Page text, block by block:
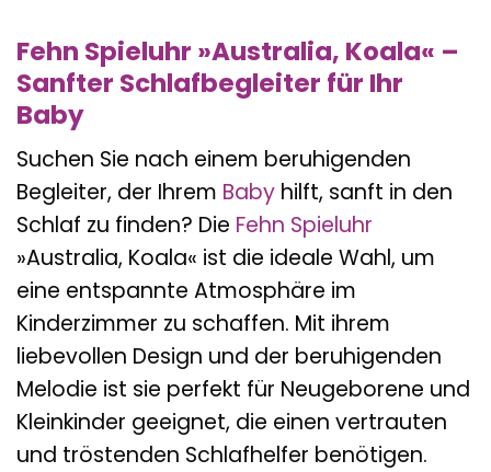
Fehn Spieluhr »Australia, Koala« –
Sanfter Schlafbegleiter für Ihr
Baby
Suchen Sie nach einem beruhigenden
Begleiter, der Ihrem Baby hilft, sanft in den
Schlaf zu finden? Die Fehn Spieluhr
»Australia, Koala« ist die ideale Wahl, um
eine entspannte Atmosphäre im
Kinderzimmer zu schaffen. Mit ihrem
liebevollen Design und der beruhigenden
Melodie ist sie perfekt für Neugeborene und
Kleinkinder geeignet, die einen vertrauten
und tröstenden Schlafhelfer benötigen.